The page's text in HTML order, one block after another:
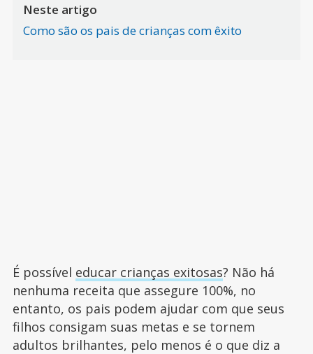
Neste artigo
Como são os pais de crianças com êxito
É possível educar crianças exitosas? Não há
nenhuma receita que assegure 100%, no
entanto, os pais podem ajudar com que seus
filhos consigam suas metas e se tornem
adultos brilhantes, pelo menos é o que diz a